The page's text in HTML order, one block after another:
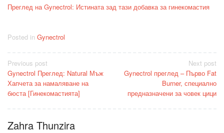
Преглед на Gynectrol: Истината зад тази добавка за гинекомастия
Posted in Gynectrol
Post
navigation
Previous post
Gynectrol Преглед: Natural Мъж
Хапчета за намаляване на
бюста [Гинекомастията]
Next post
Gynectrol преглед – Първо Fat
Burner, специално
предназначени за човек цици
Zahra Thunzira